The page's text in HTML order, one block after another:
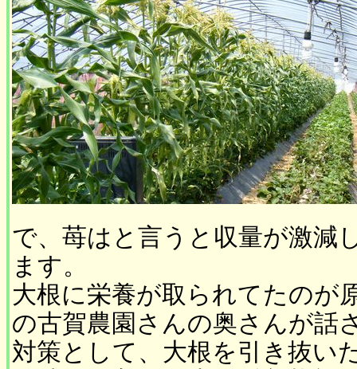
で、苺はと言うと収量が激減
ます。
大根に栄養が取られてたのが
の古賀農園さんの奥さんが話
対策として、大根を引き抜い